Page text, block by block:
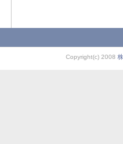
Copyright(c) 2008